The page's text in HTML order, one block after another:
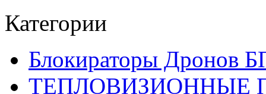
Категории
Блокираторы Дронов
ТЕПЛОВИЗИОННЫЕ